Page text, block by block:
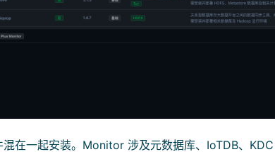
在一起安装。Monitor 涉及元数据库、IoTDB、